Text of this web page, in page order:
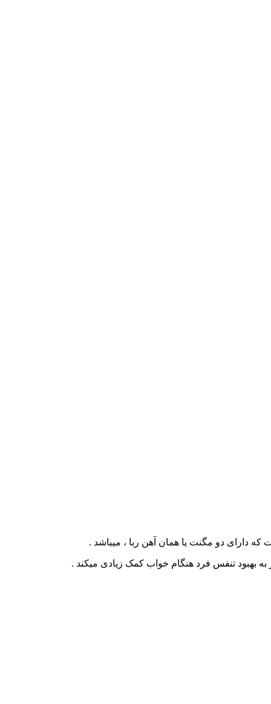
دارای دو مگنت یا همان آهن ربا ، میباشد .
بهبود تنفس فرد هنگام خواب کمک زیادی میکند .